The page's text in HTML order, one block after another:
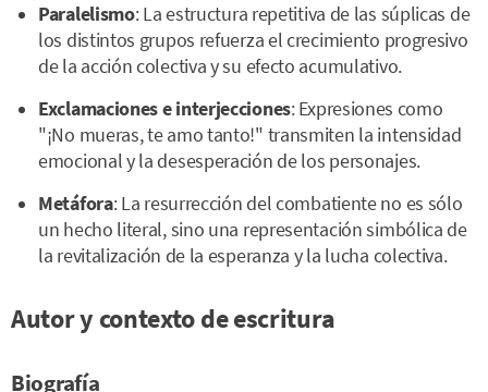
Paralelismo: La estructura repetitiva de las súplicas de
los distintos grupos refuerza el crecimiento progresivo
de la acción colectiva y su efecto acumulativo.
Exclamaciones e interjecciones: Expresiones como
"¡No mueras, te amo tanto!" transmiten la intensidad
emocional y la desesperación de los personajes.
Metáfora: La resurrección del combatiente no es sólo
un hecho literal, sino una representación simbólica de
la revitalización de la esperanza y la lucha colectiva.
Autor y contexto de escritura
Biografía